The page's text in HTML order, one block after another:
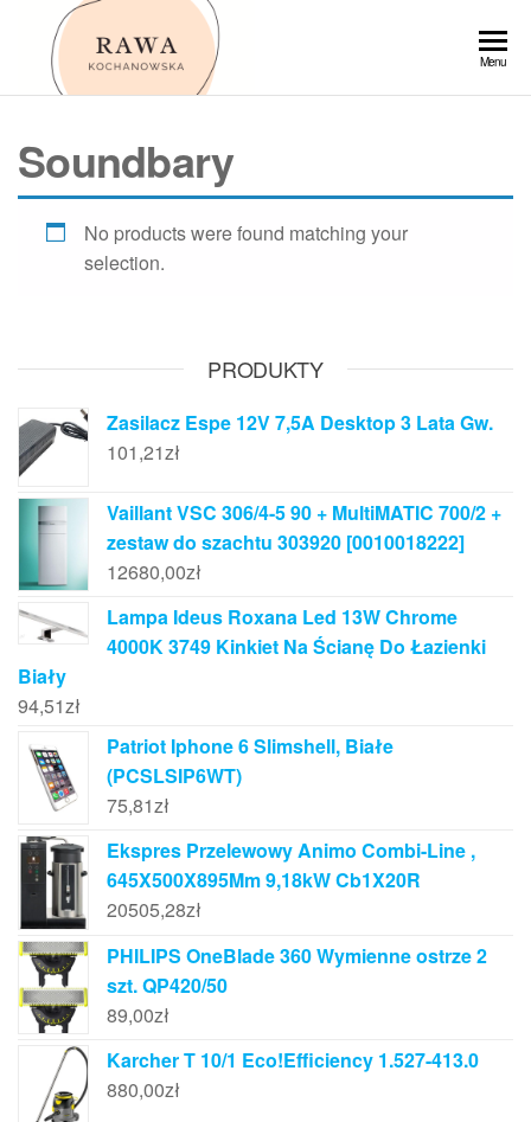
Przejdź
Menu
Soundbary
No products were found matching your
selection.
PRODUKTY
Zasilacz Espe 12V 7,5A Desktop 3 Lata Gw.
101,21zł
Vaillant VSC 306/4-5 90 + MultiMATIC 700/2 +
zestaw do szachtu 303920 [0010018222]
12680,00zł
Lampa Ideus Roxana Led 13W Chrome
4000K 3749 Kinkiet Na Ścianę Do Łazienki
Biały
94,51zł
Patriot Iphone 6 Slimshell, Białe
(PCSLSIP6WT)
75,81zł
Ekspres Przelewowy Animo Combi-Line ,
645X500X895Mm 9,18kW Cb1X20R
20505,28zł
PHILIPS OneBlade 360 Wymienne ostrze 2
szt. QP420/50
89,00zł
Karcher T 10/1 Eco!Efficiency 1.527-413.0
880,00zł